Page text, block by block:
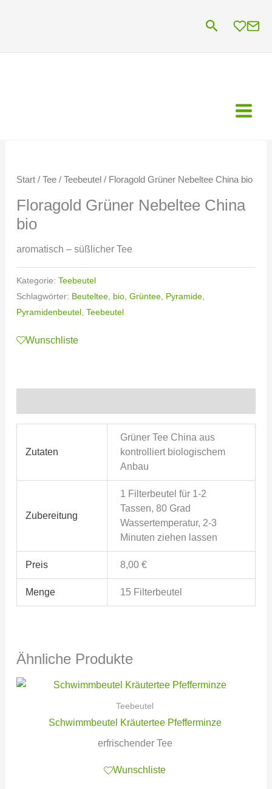
Suchen
Start/ Tee/ Teebeutel / Floragold Grüner Nebeltee China bio
Floragold Grüner Nebeltee China
bio
aromatisch – süßlicher Tee
Kategorie: Teebeutel
Schlagwörter: Beuteltee, bio, Grüntee, Pyramide,
Pyramidenbeutel, Teebeutel
Wunschliste
Zutaten
Grüner Tee China aus
kontrolliert biologischem
Anbau
Zubereitung
1 Filterbeutel für 1-2
Tassen, 80 Grad
Wassertemperatur, 2-3
Minuten ziehen lassen
Preis 8,00 €
Menge 15 Filterbeutel
Ähnliche Produkte
Teebeutel
Schwimmbeutel Kräutertee Pfefferminze
erfrischender Tee
Wunschliste